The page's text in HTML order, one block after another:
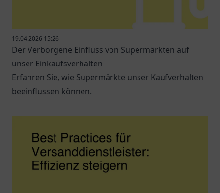
19.04.2026 15:26
Der Verborgene Einfluss von Supermärkten auf
unser Einkaufsverhalten
Erfahren Sie, wie Supermärkte unser Kaufverhalten
beeinflussen können.